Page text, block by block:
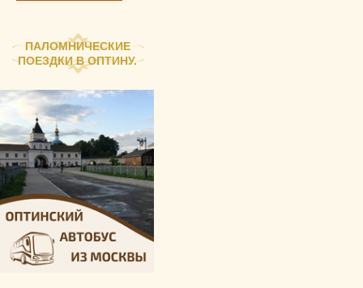
ПАЛОМНИЧЕСКИЕ
ПОЕЗДКИ В ОПТИНУ.